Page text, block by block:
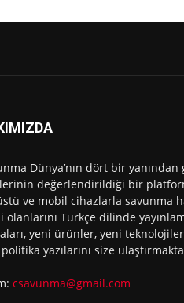
Dünya’nın dört bir
değerlendirildiği bir
ve mobil cihazlarla savunma
olanlarını Türkçe dilinde
yeni ürünler, yeni
politika yazılarını size
csavunma@gmail.com